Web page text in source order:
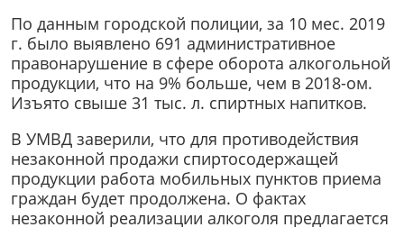
По данным городской полиции, за 10 мес. 2019
г. было выявлено 691 административное
правонарушение в сфере оборота алкогольной
продукции, что на 9% больше, чем в 2018-ом.
Изъято свыше 31 тыс. л. спиртных напитков.
В УМВД заверили, что для противодействия
незаконной продажи спиртосодержащей
продукции работа мобильных пунктов приема
граждан будет продолжена. О фактах
незаконной реализации алкоголя предлагается